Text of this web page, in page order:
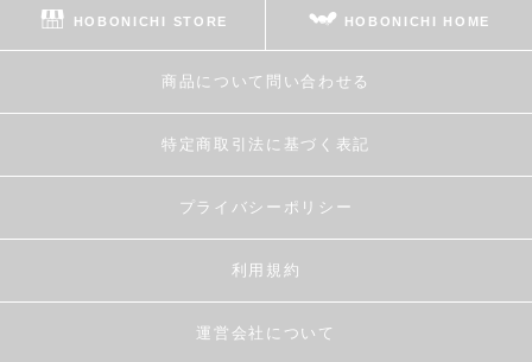
HOBONICHI STORE HOBONICHI HOME
商品について問い合わせる
特定商取引法に基づく表記
プライバシーポリシー
利用規約
運営会社について